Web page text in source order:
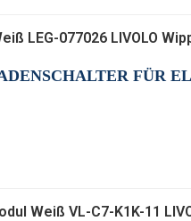
LEG-077026 LIVOLO
FÜR
Weiß VL-C7-K1K-11